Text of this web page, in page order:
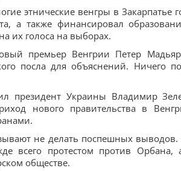
этнические венгры в
а также финансировал
их голоса на выборах.
премьер Венгрии Петер
посла для объяснений. Ничего
президент Украины Владимир
нового правительства в
не делать поспешных
всего протестом против Орбана,
обществе.